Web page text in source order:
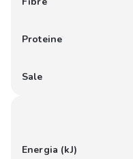
Proteine
Sale
Energia (kJ)